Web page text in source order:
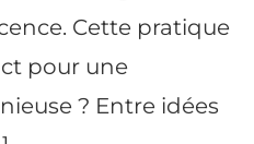
Cette pratique
pour une
? Entre idées